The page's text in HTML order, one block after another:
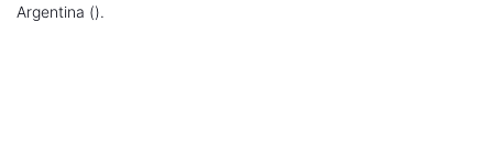
Argentina ().